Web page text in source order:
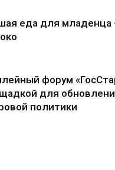
еда для младенца
форум
для
политики